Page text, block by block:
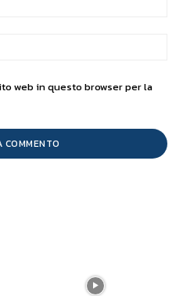
web in questo browser per la